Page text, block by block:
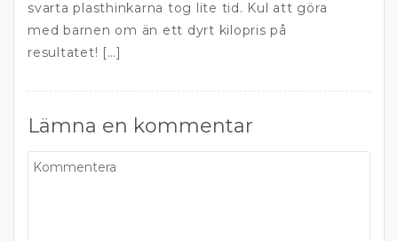
svarta plasthinkarna tog lite tid. Kul att göra
med barnen om än ett dyrt kilopris på
resultatet! […]
Lämna en kommentar